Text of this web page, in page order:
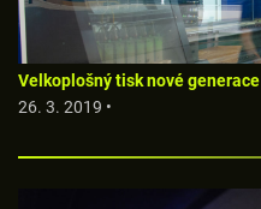
Velkoplošný tisk nové generace
26. 3. 2019 •